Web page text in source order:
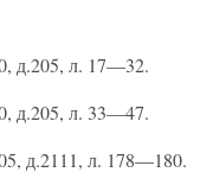
д.205, л. 17—32.
д.205, л. 33—47.
д.2111, л. 178—180.